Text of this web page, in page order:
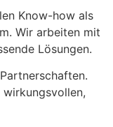
Know-how als
Wir arbeiten mit
Lösungen.